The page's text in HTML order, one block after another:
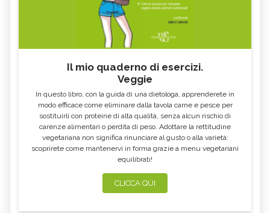
Il mio quaderno di esercizi.
Veggie
In questo libro, con la guida di una dietologa, apprenderete in
modo efficace come eliminare dalla tavola carne e pesce per
sostituirli con proteine di alta qualità, senza alcun rischio di
carenze alimentari o perdita di peso. Adottare la rettitudine
vegetariana non significa rinunciare al gusto o alla varietà:
scoprirete come mantenervi in forma grazie a menu vegetariani
equilibrati!
CLICCA QUI